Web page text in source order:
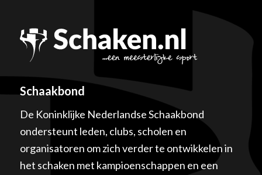
Schaakbond
De Koninklijke Nederlandse Schaakbond
ondersteunt leden, clubs, scholen en
organisatoren om zich verder te ontwikkelen in
het schaken met kampioenschappen en een